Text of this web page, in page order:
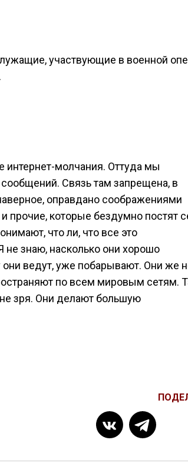
участвующие в военной
интернет-молчания. Оттуда мы
Связь там запрещена, в
оправдано соображениями
прочие, которые бездумно постят
что ли, что все это
знаю, насколько они хорошо
ведут, уже побарывают. Они же
по всем мировым сетям.
зря. Они делают большую